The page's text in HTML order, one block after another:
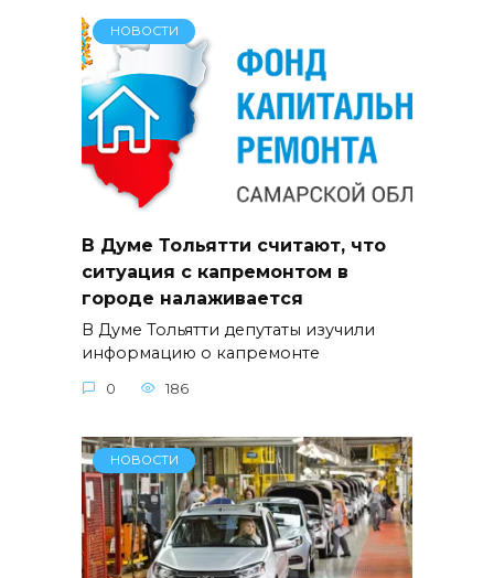
НОВОСТИ
В Думе Тольятти считают, что
ситуация с капремонтом в
городе налаживается
В Думе Тольятти депутаты изучили
информацию о капремонте
0 186
НОВОСТИ